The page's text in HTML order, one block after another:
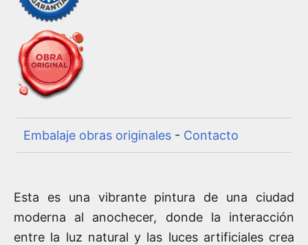
Embalaje obras originales - Contacto
Esta es una vibrante pintura de una ciudad
moderna al anochecer, donde la interacción
entre la luz natural y las luces artificiales crea